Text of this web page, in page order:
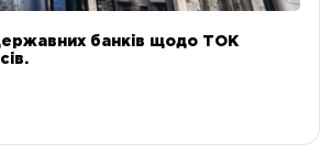
банків щодо ТОК